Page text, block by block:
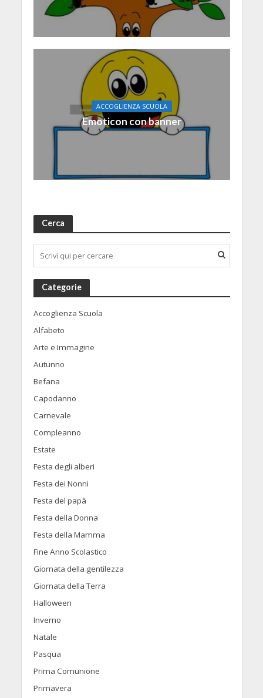
ACCOGLIENZA SCUOLA
Emoticon con banner
Cerca
Categorie
Accoglienza Scuola
Alfabeto
Arte e Immagine
Autunno
Befana
Capodanno
Carnevale
Compleanno
Estate
Festa degli alberi
Festa dei Nonni
Festa del papà
Festa della Donna
Festa della Mamma
Fine Anno Scolastico
Giornata della gentilezza
Giornata della Terra
Halloween
Inverno
Natale
Pasqua
Prima Comunione
Primavera